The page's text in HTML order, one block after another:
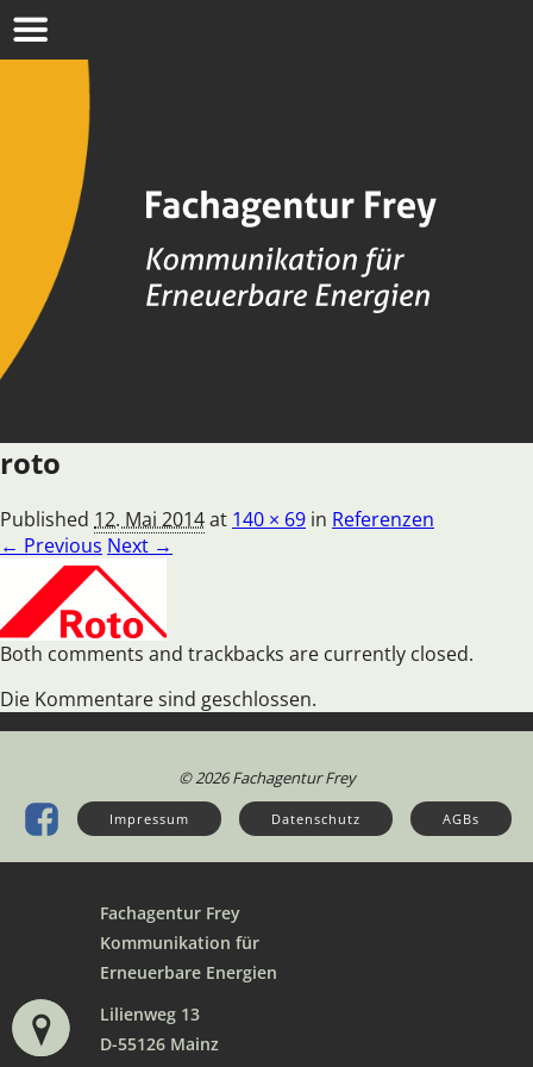
nav
roto
Published 12. Mai 2014at 140 × 69 in Referenzen
← Previous Next →
Both comments and trackbacks are currently closed.
Die Kommentare sind geschlossen.
© 2026 Fachagentur Frey
Impressum Datenschutz AGBs
Fachagentur Frey
Kommunikation für
Erneuerbare Energien
Lilienweg 13
D-55126 Mainz